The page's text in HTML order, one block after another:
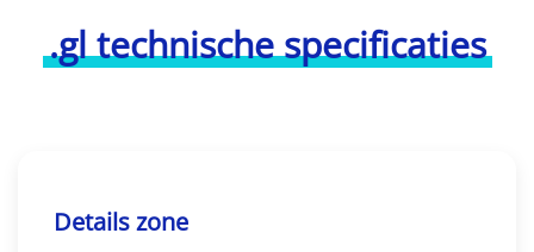
.gl technische specificaties
Details zone